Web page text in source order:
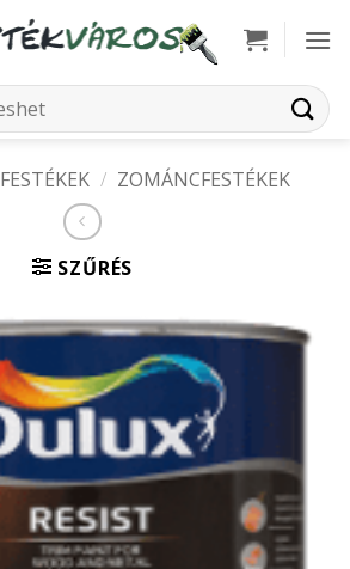
FESTÉKEK / ZOMÁNCFESTÉKEK
SZŰRÉS